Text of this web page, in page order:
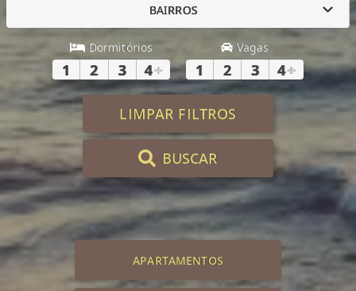
BAIRROS
Dormitórios
1 2 3 4+
Vagas
1 2 3 4+
LIMPAR FILTROS
BUSCAR
APARTAMENTOS